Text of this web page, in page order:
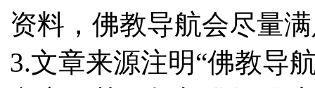
资料，佛教导航会尽量
3.文章来源注明“佛教导